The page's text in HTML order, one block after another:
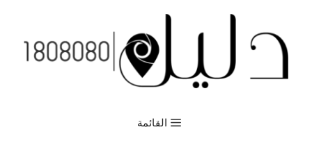
المحتوى
القائمة